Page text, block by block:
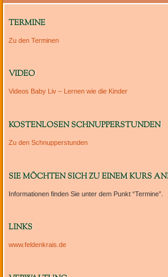
TERMINE
Zu den Terminen
VIDEO
Videos Baby Liv – Lernen wie die Kinder
KOSTENLOSEN SCHNUPPERSTUNDEN
Zu den Schnupperstunden
SIE MÖCHTEN SICH ZU EINEM KURS
Informationen finden Sie unter dem Punkt “Termine”.
LINKS
www.feldenkrais.de